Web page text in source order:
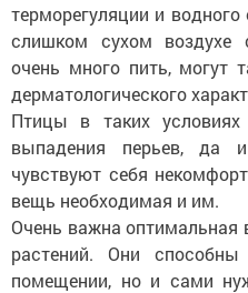
терморегуляции и
слишком сухом воздухе
очень много пить, могут
дерматологического
Птицы в таких
выпадения перьев, да
чувствуют себя
вещь необходимая и им.
Очень важна
растений. Они
помещении, но и сами